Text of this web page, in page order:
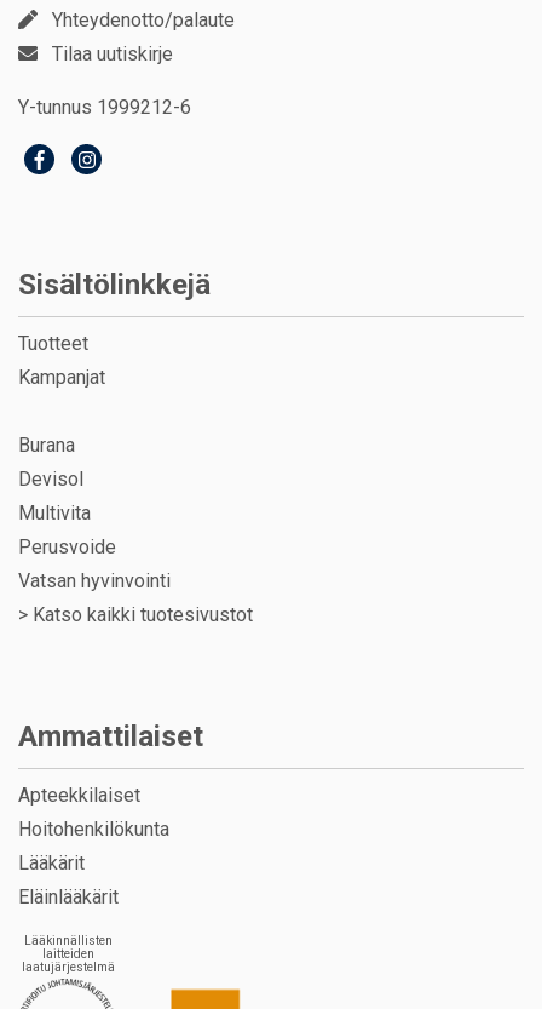
Yhteydenotto/palaute
Tilaa uutiskirje
Y-tunnus 1999212-6
Sisältölinkkejä
Tuotteet
Kampanjat
Burana
Devisol
Multivita
Perusvoide
Vatsan hyvinvointi
> Katso kaikki tuotesivustot
Ammattilaiset
Apteekkilaiset
Hoitohenkilökunta
Lääkärit
Eläinlääkärit
Lääkinnällisten
laitteiden
laatujärjestelmä